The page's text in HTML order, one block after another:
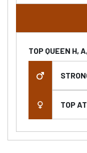
TOP QUEEN H,
TOP